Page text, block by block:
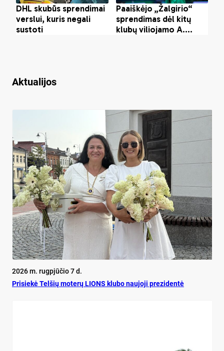
Aktualijos
2026 m. rugpjūčio 7 d.
Pri­siekė Tel­šių mo­terų LIONS klu­bo nau­jo­ji pre­zi­dentė